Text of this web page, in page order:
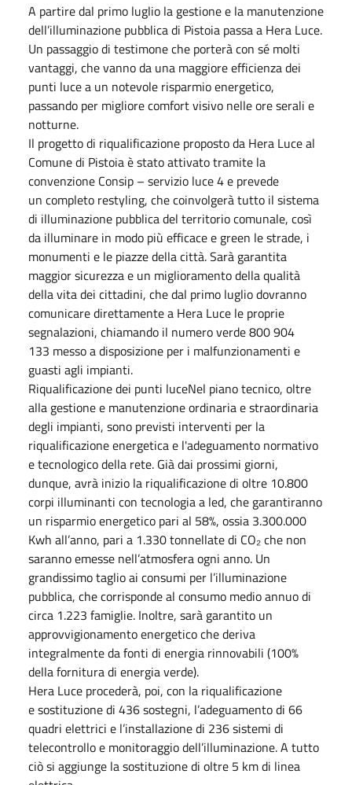
A partire dal primo luglio la gestione e la manutenzione
dell’illuminazione pubblica di Pistoia passa a Hera Luce.
Un passaggio di testimone che porterà con sé molti
vantaggi, che vanno da una maggiore efficienza dei
punti luce a un notevole risparmio energetico,
passando per migliore comfort visivo nelle ore serali e
notturne.
Il progetto di riqualificazione proposto da Hera Luce al
Comune di Pistoia è stato attivato tramite la
convenzione Consip – servizio luce 4 e prevede
un completo restyling, che coinvolgerà tutto il sistema
di illuminazione pubblica del territorio comunale, così
da illuminare in modo più efficace e green le strade, i
monumenti e le piazze della città. Sarà garantita
maggior sicurezza e un miglioramento della qualità
della vita dei cittadini, che dal primo luglio dovranno
comunicare direttamente a Hera Luce le proprie
segnalazioni, chiamando il numero verde 800 904
133 messo a disposizione per i malfunzionamenti e
guasti agli impianti.
Riqualificazione dei punti luceNel piano tecnico, oltre
alla gestione e manutenzione ordinaria e straordinaria
degli impianti, sono previsti interventi per la
riqualificazione energetica e l'adeguamento normativo
e tecnologico della rete. Già dai prossimi giorni,
dunque, avrà inizio la riqualificazione di oltre 10.800
corpi illuminanti con tecnologia a led, che garantiranno
un risparmio energetico pari al 58%, ossia 3.300.000
Kwh all’anno, pari a 1.330 tonnellate di CO₂ che non
saranno emesse nell’atmosfera ogni anno. Un
grandissimo taglio ai consumi per l’illuminazione
pubblica, che corrisponde al consumo medio annuo di
circa 1.223 famiglie. Inoltre, sarà garantito un
approvvigionamento energetico che deriva
integralmente da fonti di energia rinnovabili (100%
della fornitura di energia verde).
Hera Luce procederà, poi, con la riqualificazione
e sostituzione di 436 sostegni, l’adeguamento di 66
quadri elettrici e l’installazione di 236 sistemi di
telecontrollo e monitoraggio dell’illuminazione. A tutto
ciò si aggiunge la sostituzione di oltre 5 km di linea